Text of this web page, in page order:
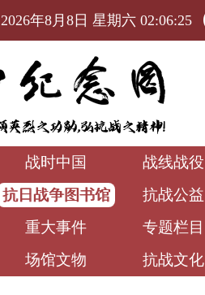
2026年8月8日 星期六 02:06:27
战时中国
战线战役
抗日战争图书馆
抗战公益
重大事件
专题栏目
场馆文物 抗战文化